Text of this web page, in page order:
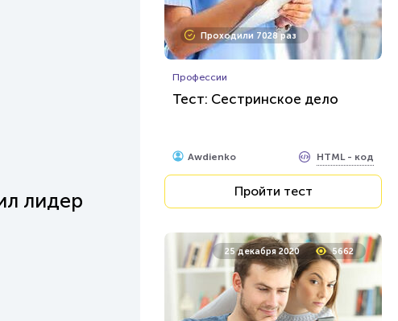
лидер
Проходили 7028 раз
Профессии
Тест: Сестринское дело
Awdienko HTML - код
Пройти тест
25 декабря 2020 5662